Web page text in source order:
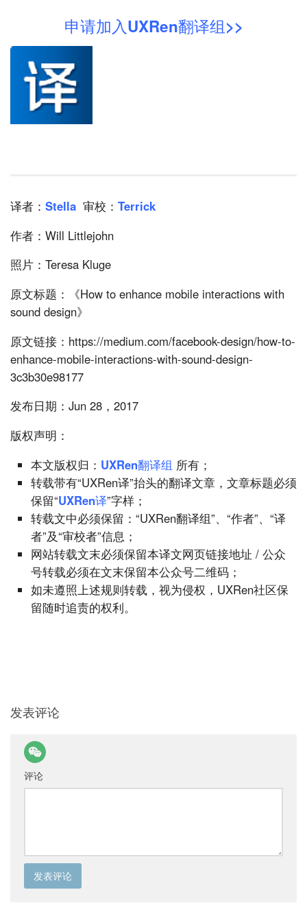
申请加入UXRen翻译组>>
译者： Stella 审校： Terrick
作者：Will Littlejohn
照片：Teresa Kluge
原文标题：《How to enhance mobile interactions with
sound design》
原文链接：https://medium.com/facebook-design/how-to-
enhance-mobile-interactions-with-sound-design-
3c3b30e98177
发布日期：Jun 28，2017
版权声明：
本文版权归： UXRen翻译组 所有；
转载带有“UXRen译”抬头的翻译文章，文章标题必须
保留“UXRen译”字样；
转载文中必须保留：“UXRen翻译组”、“作者”、“译
者”及“审校者”信息；
网站转载文末必须保留本译文网页链接地址 / 公众
号转载必须在文末保留本公众号二维码；
如未遵照上述规则转载，视为侵权，UXRen社区保
留随时追责的权利。
发表评论
评论